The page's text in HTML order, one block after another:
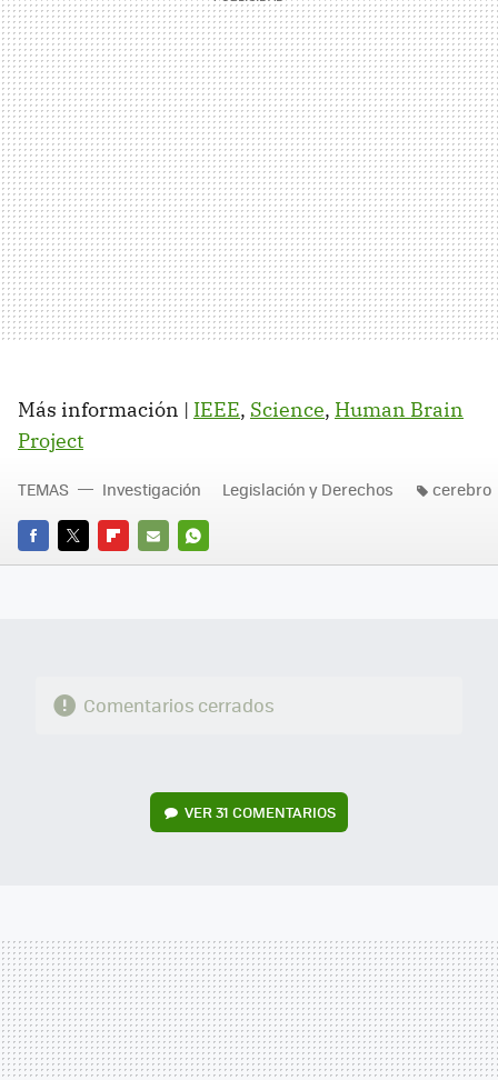
Más información | IEEE, Science, Human Brain
Project
FACEBOOK
TWITTERFLIPBOARD
E-
WHATSAPP
TEMAS Investigación Legislación y Derechos cerebro
Comentarios cerrados
VER31 COMENTARIOS